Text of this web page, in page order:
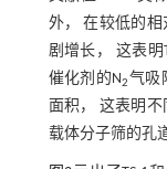
外， 在较低的相
剧增长， 这表明
催化剂的N2气吸
面积， 这表明
载体分子筛的孔